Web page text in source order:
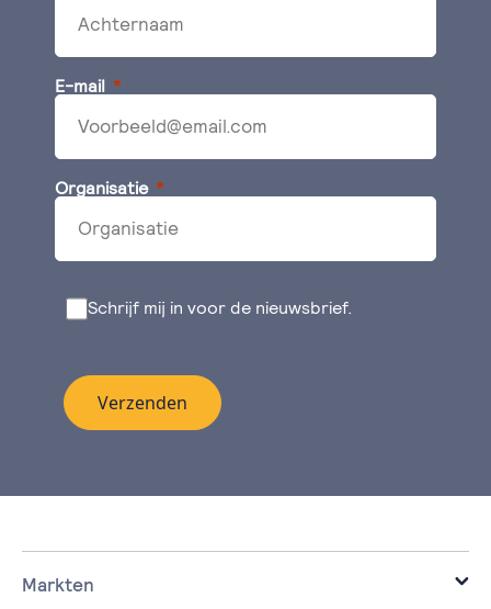
E-mail
Organisatie
Schrijf mij in voor de nieuwsbrief.
Verzenden
Markten